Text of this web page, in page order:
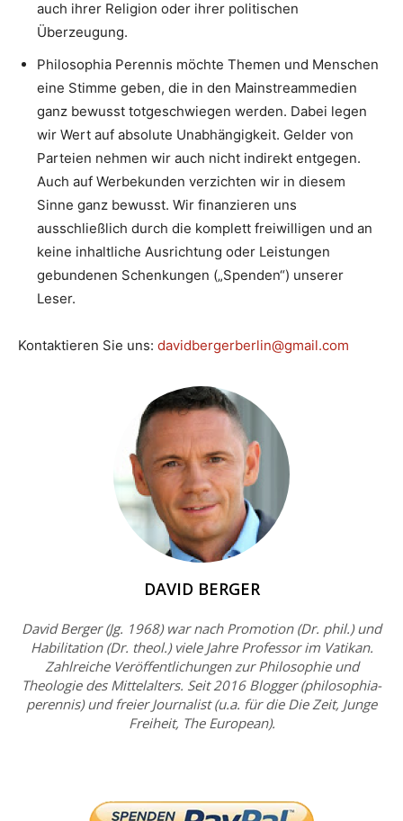
auch ihrer Religion oder ihrer politischen
Überzeugung.
Philosophia Perennis möchte Themen und Menschen
eine Stimme geben, die in den Mainstreammedien
ganz bewusst totgeschwiegen werden. Dabei legen
wir Wert auf absolute Unabhängigkeit. Gelder von
Parteien nehmen wir auch nicht indirekt entgegen.
Auch auf Werbekunden verzichten wir in diesem
Sinne ganz bewusst. Wir finanzieren uns
ausschließlich durch die komplett freiwilligen und an
keine inhaltliche Ausrichtung oder Leistungen
gebundenen Schenkungen („Spenden“) unserer
Leser.
Kontaktieren Sie uns: davidbergerberlin@gmail.com
DAVID BERGER
David Berger (Jg. 1968) war nach Promotion (Dr. phil.) und
Habilitation (Dr. theol.) viele Jahre Professor im Vatikan.
Zahlreiche Veröffentlichungen zur Philosophie und
Theologie des Mittelalters. Seit 2016 Blogger (philosophia-
perennis) und freier Journalist (u.a. für die Die Zeit, Junge
Freiheit, The European).